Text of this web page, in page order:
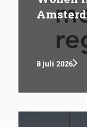
8 juli 2026